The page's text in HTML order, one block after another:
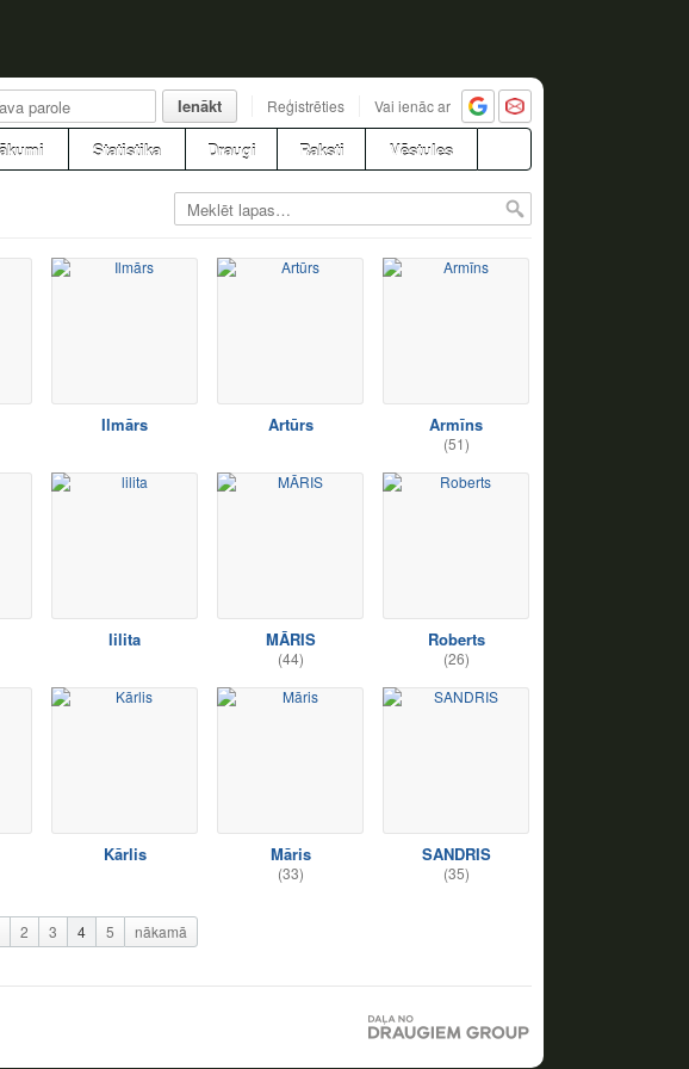
Ienākt Reģistrēties Vai ienāc ar
Statistika Draugi Raksti Vēstules
Ilmārs Artūrs Armīns
(51)
lilita MĀRIS
(44)
Roberts
(26)
Kārlis Māris
(33)
SANDRIS
(35)
2 3 4 5 nākamā